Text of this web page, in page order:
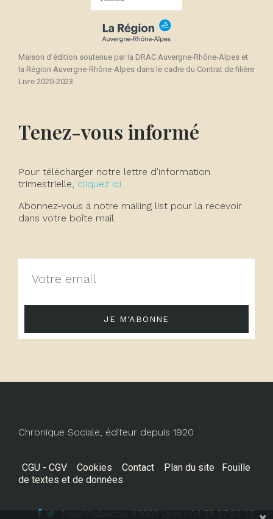
Maison d'édition soutenue par la DRAC Auvergne-Rhône-Alpes et
la Région Auvergne-Rhône-Alpes dans le cadre du Contrat de filière
Livre 2020-2023.
Tenez-vous informé
Pour télécharger notre lettre d'information
trimestrielle, cliquez ici.
Abonnez-vous à notre mailing list pour la recevoir
dans votre boîte mail.
JE M'ABONNE
Chronique Sociale, éditeur depuis 1920
CGU - CGV Cookies Contact Plan du site
Fouille
de textes et de données
1 rue Vaubecour 69002 Lyon - 04 78 37 22 12